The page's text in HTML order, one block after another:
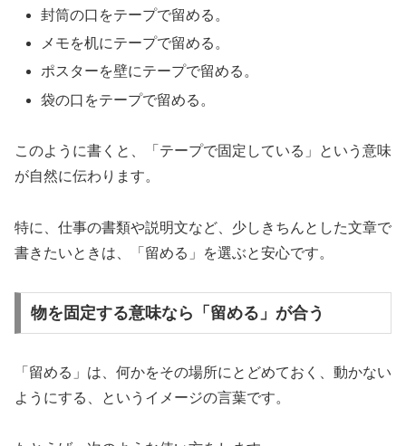
封筒の口をテープで留める。
メモを机にテープで留める。
ポスターを壁にテープで留める。
袋の口をテープで留める。
このように書くと、「テープで固定している」という意味
が自然に伝わります。
特に、仕事の書類や説明文など、少しきちんとした文章で
書きたいときは、「留める」を選ぶと安心です。
物を固定する意味なら「留める」が合う
「留める」は、何かをその場所にとどめておく、動かない
ようにする、というイメージの言葉です。